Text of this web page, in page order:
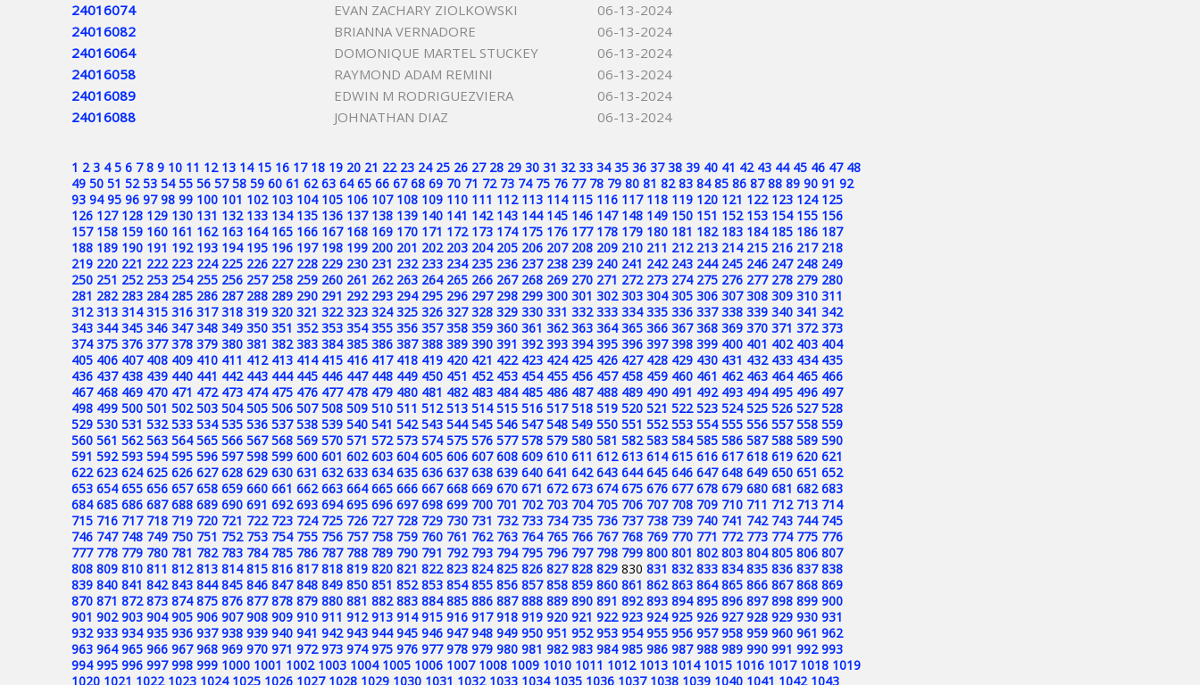
24016074
EVAN ZACHARY ZIOLKOWSKI
06-13-2024
24016082
BRIANNA VERNADORE
06-13-2024
24016064
DOMONIQUE MARTEL STUCKEY
06-13-2024
24016058
RAYMOND ADAM REMINI
06-13-2024
24016089
EDWIN M RODRIGUEZVIERA
06-13-2024
24016088
JOHNATHAN DIAZ 06-13-2024
1 2 3 4 5 6 7 8 9 10 11 12 13 14 15 16 17 18 19 20 21 22 23 24 25 26 27 28 29 30 31 32 33 34 35 36 37 38 39 40 41 42 43 44 45 46 47 48
49 50 51 52 53 54 55 56 57 58 59 60 61 62 63 64 65 66 67 68 69 70 71 72 73 74 75 76 77 78 79 80 81 82 83 84 85 86 87 88 89 90 91 92
93 94 95 96 97 98 99 100 101 102 103 104 105 106 107 108 109 110 111 112 113 114 115 116 117 118 119 120 121 122 123 124 125
126 127 128 129 130 131 132 133 134 135 136 137 138 139 140 141 142 143 144 145 146 147 148 149 150 151 152 153 154 155 156
157 158 159 160 161 162 163 164 165 166 167 168 169 170 171 172 173 174 175 176 177 178 179 180 181 182 183 184 185 186 187
188 189 190 191 192 193 194 195 196 197 198 199 200 201 202 203 204 205 206 207 208 209 210 211 212 213 214 215 216 217 218
219 220 221 222 223 224 225 226 227 228 229 230 231 232 233 234 235 236 237 238 239 240 241 242 243 244 245 246 247 248 249
250 251 252 253 254 255 256 257 258 259 260 261 262 263 264 265 266 267 268 269 270 271 272 273 274 275 276 277 278 279 280
281 282 283 284 285 286 287 288 289 290 291 292 293 294 295 296 297 298 299 300 301 302 303 304 305 306 307 308 309 310 311
312 313 314 315 316 317 318 319 320 321 322 323 324 325 326 327 328 329 330 331 332 333 334 335 336 337 338 339 340 341 342
343 344 345 346 347 348 349 350 351 352 353 354 355 356 357 358 359 360 361 362 363 364 365 366 367 368 369 370 371 372 373
374 375 376 377 378 379 380 381 382 383 384 385 386 387 388 389 390 391 392 393 394 395 396 397 398 399 400 401 402 403 404
405 406 407 408 409 410 411 412 413 414 415 416 417 418 419 420 421 422 423 424 425 426 427 428 429 430 431 432 433 434 435
436 437 438 439 440 441 442 443 444 445 446 447 448 449 450 451 452 453 454 455 456 457 458 459 460 461 462 463 464 465 466
467 468 469 470 471 472 473 474 475 476 477 478 479 480 481 482 483 484 485 486 487 488 489 490 491 492 493 494 495 496 497
498 499 500 501 502 503 504 505 506 507 508 509 510 511 512 513 514 515 516 517 518 519 520 521 522 523 524 525 526 527 528
529 530 531 532 533 534 535 536 537 538 539 540 541 542 543 544 545 546 547 548 549 550 551 552 553 554 555 556 557 558 559
560 561 562 563 564 565 566 567 568 569 570 571 572 573 574 575 576 577 578 579 580 581 582 583 584 585 586 587 588 589 590
591 592 593 594 595 596 597 598 599 600 601 602 603 604 605 606 607 608 609 610 611 612 613 614 615 616 617 618 619 620 621
622 623 624 625 626 627 628 629 630 631 632 633 634 635 636 637 638 639 640 641 642 643 644 645 646 647 648 649 650 651 652
653 654 655 656 657 658 659 660 661 662 663 664 665 666 667 668 669 670 671 672 673 674 675 676 677 678 679 680 681 682 683
684 685 686 687 688 689 690 691 692 693 694 695 696 697 698 699 700 701 702 703 704 705 706 707 708 709 710 711 712 713 714
715 716 717 718 719 720 721 722 723 724 725 726 727 728 729 730 731 732 733 734 735 736 737 738 739 740 741 742 743 744 745
746 747 748 749 750 751 752 753 754 755 756 757 758 759 760 761 762 763 764 765 766 767 768 769 770 771 772 773 774 775 776
777 778 779 780 781 782 783 784 785 786 787 788 789 790 791 792 793 794 795 796 797 798 799 800 801 802 803 804 805 806 807
808 809 810 811 812 813 814 815 816 817 818 819 820 821 822 823 824 825 826 827 828 829 830 831 832 833 834 835 836 837 838
839 840 841 842 843 844 845 846 847 848 849 850 851 852 853 854 855 856 857 858 859 860 861 862 863 864 865 866 867 868 869
870 871 872 873 874 875 876 877 878 879 880 881 882 883 884 885 886 887 888 889 890 891 892 893 894 895 896 897 898 899 900
901 902 903 904 905 906 907 908 909 910 911 912 913 914 915 916 917 918 919 920 921 922 923 924 925 926 927 928 929 930 931
932 933 934 935 936 937 938 939 940 941 942 943 944 945 946 947 948 949 950 951 952 953 954 955 956 957 958 959 960 961 962
963 964 965 966 967 968 969 970 971 972 973 974 975 976 977 978 979 980 981 982 983 984 985 986 987 988 989 990 991 992 993
994 995 996 997 998 999 1000 1001 1002 1003 1004 1005 1006 1007 1008 1009 1010 1011 1012 1013 1014 1015 1016 1017 1018 1019
1020 1021 1022 1023 1024 1025 1026 1027 1028 1029 1030 1031 1032 1033 1034 1035 1036 1037 1038 1039 1040 1041 1042 1043